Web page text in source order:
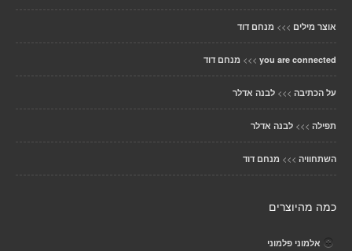
אוצר מילים >>> מנחם דוד
you are connected
>>> מנחם דוד
על הכתיבה >>> לבנה אדלר
תפילה >>> לבנה אדלר
השתחוויה >>> מנחם דוד
כמה מהיוצרים
אלמוני פלמוני